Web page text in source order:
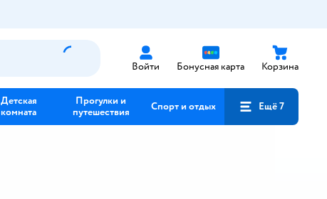
Войти Бонусная карта Корзина
Детская
комната
Прогулки и
путешествия
Спорт и отдых Ещё 7